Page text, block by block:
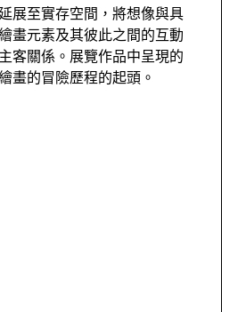
展至實存空間，將想像與具
畫元素及其彼此之間的互動
客關係。展覽作品中呈現的
畫的冒險歷程的起頭。